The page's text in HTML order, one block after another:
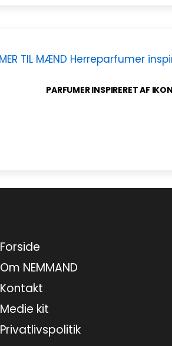
PARFUMER INSPIRERET AF
Forside
Om NEMMAND
Kontakt
Medie kit
Privatlivspolitik